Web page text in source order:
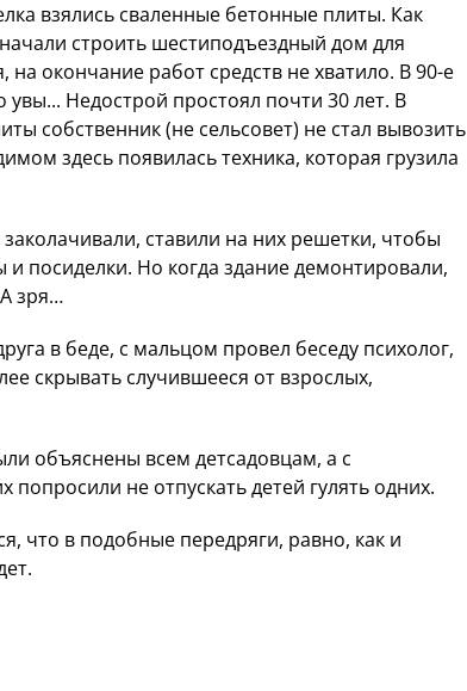
взялись сваленные бетонные плиты. Как
строить шестиподъездный дом для
на окончание работ средств не хватило. В 90-е
Недострой простоял почти 30 лет. В
собственник (не сельсовет) не стал вывозить
здесь появилась техника, которая грузила
ставили на них решетки, чтобы
посиделки. Но когда здание демонтировали,
зря…
в беде, с мальцом провел беседу психолог,
скрывать случившееся от взрослых,
объяснены всем детсадовцам, а с
не отпускать детей гулять одних.
что в подобные передряги, равно, как и